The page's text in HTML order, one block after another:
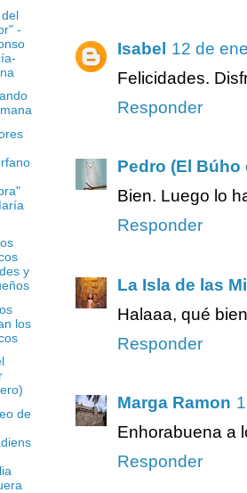
Isabel 12 de
Felicidades.
Responder
Pedro (El
Bien. Luego lo
Responder
La Isla de las
Halaaa, qué
Responder
Marga Ramon
Enhorabuena a
Responder
-
y
los
de